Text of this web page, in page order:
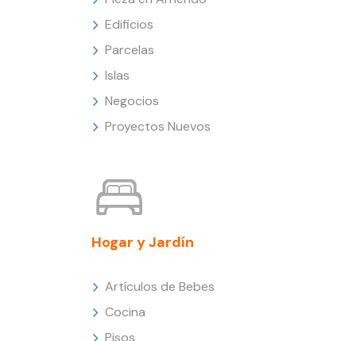
Edificios
Parcelas
Islas
Negocios
Proyectos Nuevos
Hogar y Jardín
Artículos de Bebes
Cocina
Pisos